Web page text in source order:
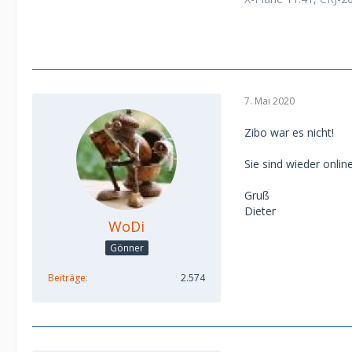
WoDi
Gönner
Beiträge 2.574
7. Mai 2020
Zibo war es nicht!
Sie sind wieder
Gruß
Dieter